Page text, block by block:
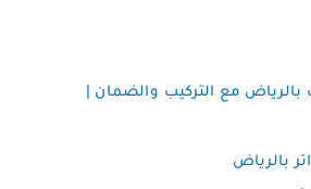
مع التركيب والضمان |
بالرياض